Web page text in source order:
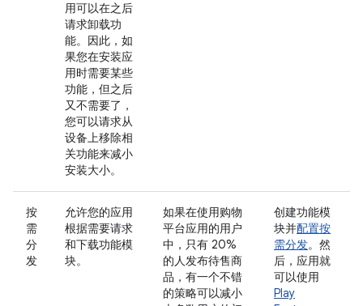
用可以在之后
请求卸载功
能。因此，如
果您在安装应
用时需要某些
功能，但之后
又不需要了，
您可以请求从
设备上移除相
关功能来减小
安装大小。
按
需
分
发
允许您的应用
根据需要请求
和下载功能模
块。
如果在使用购物
平台应用的用户
中，只有 20%
的人发布待售商
品，有一个不错
的策略可以减小
创建功能模
块并配置按
需分发。然
后，应用就
可以使用
Play